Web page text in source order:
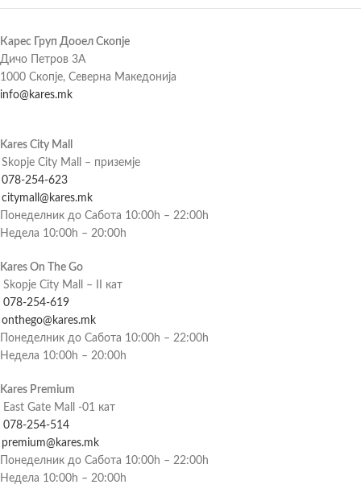
Карес Груп Дооел Скопје
Дичо Петров 3А
1000 Скопје, Северна Македонија
info@kares.mk
Kares City Mall
Skopje City Mall – приземје
078-254-623
citymall@kares.mk
Понеделник до Сабота 10:00h – 22:00h
Недела 10:00h – 20:00h
Kares On The Go
Skopje City Mall – II кат
078-254-619
onthego@kares.mk
Понеделник до Сабота 10:00h – 22:00h
Недела 10:00h – 20:00h
Kares Premium
East Gate Mall -01 кат
078-254-514
premium@kares.mk
Понеделник до Сабота 10:00h – 22:00h
Недела 10:00h – 20:00h